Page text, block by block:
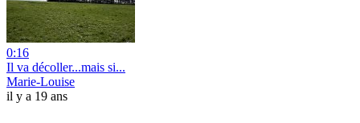
0:16
Il va décoller...mais si...
Marie-Louise
il y a 19 ans